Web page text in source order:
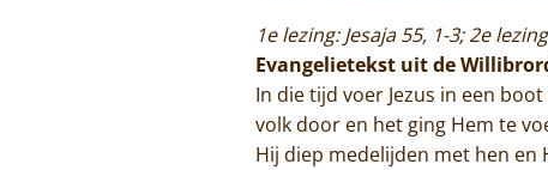
1e lezing: Jesaja 55, 1-3; 2e
Evangelietekst uit de
In die tijd voer Jezus in een
volk door en het ging Hem te
Hij diep medelijden met hen en